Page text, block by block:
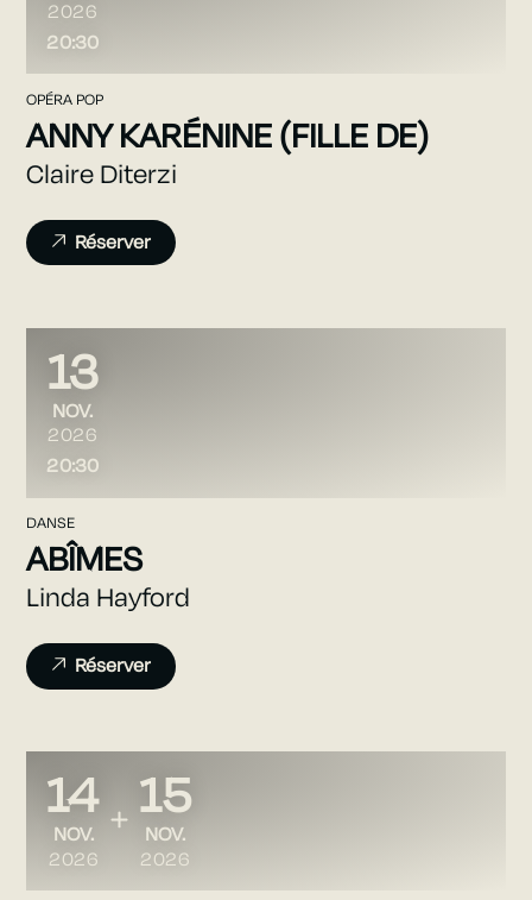
2026
20:30
OPÉRA POP
ANNY KARÉNINE (FILLE DE)
Claire Diterzi
Réserver
13
NOVEMBRE
NOV.
2026
20:30
DANSE
ABÎMES
Linda Hayford
Réserver
DU
14
NOVEMBRE
NOV.
2026
AU
15
NOVEMBRE
NOV.
2026